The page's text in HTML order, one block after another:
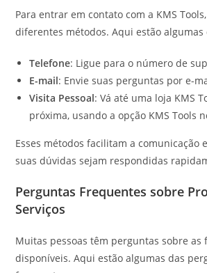
Para entrar em contato com a KMS
diferentes métodos. Aqui estão algumas
Telefone: Ligue para o número de
E-mail: Envie suas perguntas por e-
Visita Pessoal: Vá até uma loja KMS
próxima, usando a opção KMS Tools
Esses métodos facilitam a comunicação
suas dúvidas sejam respondidas
Perguntas Frequentes sobre
Serviços
Muitas pessoas têm perguntas sobre as
disponíveis. Aqui estão algumas das